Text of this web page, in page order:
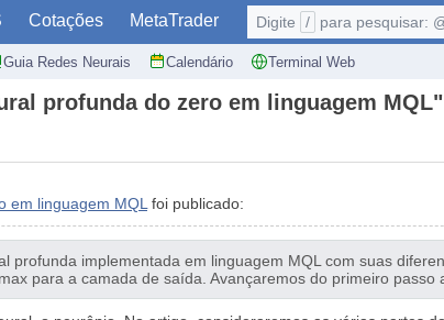
Cotações MetaTrader
Guia Redes Neurais Calendário Terminal Web
Digite / para pesquisar:
profunda do zero em linguagem MQL"
em linguagem MQLfoi publicado:
profunda implementada em linguagem MQL com suas
para a camada de saída. Avançaremos do primeiro